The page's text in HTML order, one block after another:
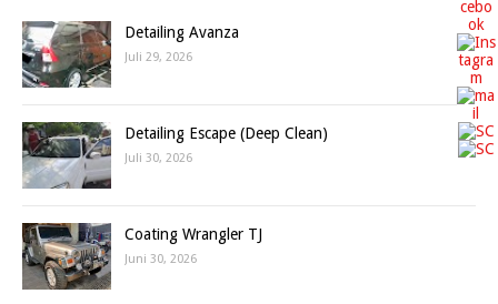
Detailing Avanza
Juli 29, 2026
Detailing Escape (Deep Clean)
Juli 30, 2026
Coating Wrangler TJ
Juni 30, 2026